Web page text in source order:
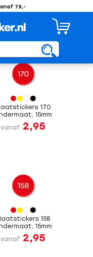
75,-
Sorteer opStandaard
170
15mm
vanaf 2,95
158
15mm
vanaf 2,95